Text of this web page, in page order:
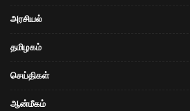
அரசியல்
தமிழகம்
செய்திகள்
ஆன்மீகம்